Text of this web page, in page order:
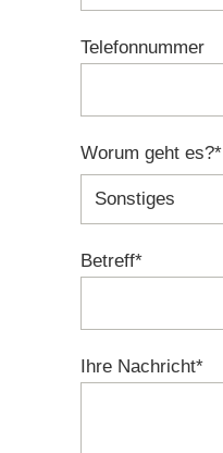
Telefonnummer
Worum geht es?*
Betreff*
Ihre Nachricht*